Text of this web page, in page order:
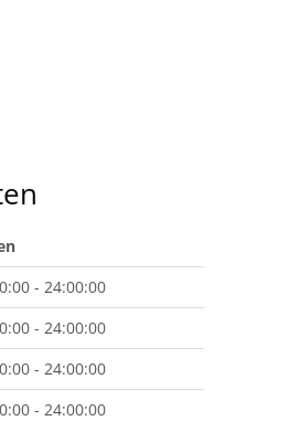
- 24:00:00
- 24:00:00
- 24:00:00
- 24:00:00